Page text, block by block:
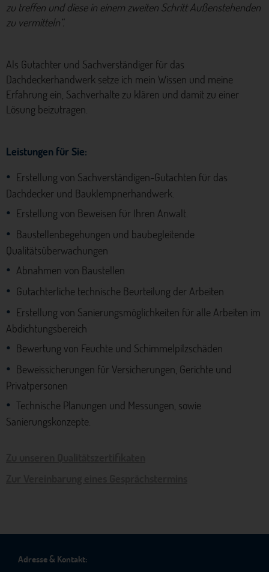
zu treffen und diese in einem zweiten Schritt Außenstehenden
zu vermitteln“.
Als Gutachter und Sachverständiger für das
Dachdeckerhandwerk setze ich mein Wissen und meine
Erfahrung ein, Sachverhalte zu klären und damit zu einer
Lösung beizutragen.
Leistungen für Sie:
Erstellung von Sachverständigen-Gutachten für das
Dachdecker und Bauklempnerhandwerk.
Erstellung von Beweisen für Ihren Anwalt.
Baustellenbegehungen und baubegleitende
Qualitätsüberwachungen
Abnahmen von Baustellen
Gutachterliche technische Beurteilung der Arbeiten
Erstellung von Sanierungsmöglichkeiten für alle Arbeiten im
Abdichtungsbereich
Bewertung von Feuchte und Schimmelpilzschäden
Beweissicherungen für Versicherungen, Gerichte und
Privatpersonen
Technische Planungen und Messungen, sowie
Sanierungskonzepte.
Adresse & Kontakt: